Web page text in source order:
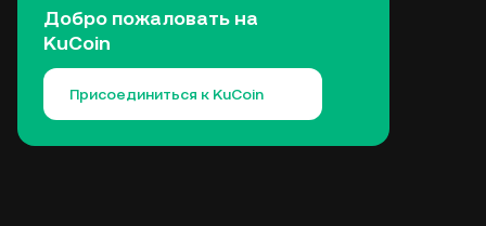
Добро пожаловать на
KuCoin
Присоединиться к KuCoin